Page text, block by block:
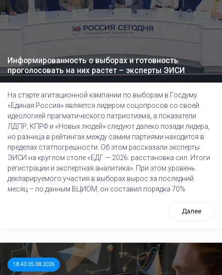
Информированность о выборах и готовность
проголосовать на них растет – эксперты ЭИСИ
На старте агитационной кампании по выборам в Госдуму
«Единая Россия» является лидером соцопросов со своей
идеологией прагматического патриотизма, а показатели
ЛДПР, КПРФ и «Новых людей» следуют далеко позади лидера,
но разница в рейтингах между самим партиями находится в
пределах статпогрешности. Об этом рассказали эксперты
ЭИСИ на круглом столе «ЕДГ — 2026: расстановка сил. Итоги
регистрации и экспертная аналитика». При этом уровень
декларируемого участия в выборах вырос за последний
месяц – по данным ВЦИОМ, он составил порядка 70%
Далее
18:43 05.08.2026